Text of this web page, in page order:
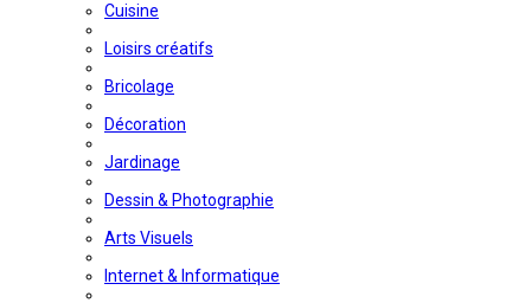
Cuisine
Loisirs créatifs
Bricolage
Décoration
Jardinage
Dessin & Photographie
Arts Visuels
Internet & Informatique